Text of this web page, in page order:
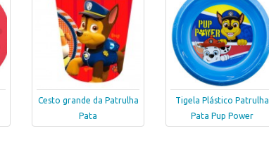
Cesto grande da Patrulha
Pata
Tigela Plástico Patrulha
Pata Pup Power